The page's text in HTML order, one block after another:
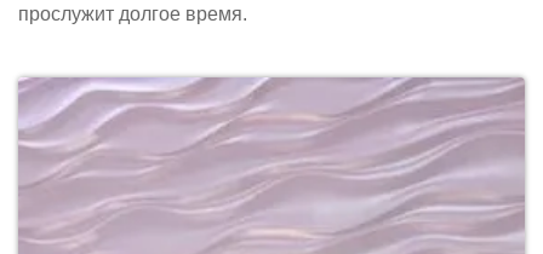
прослужит долгое время.